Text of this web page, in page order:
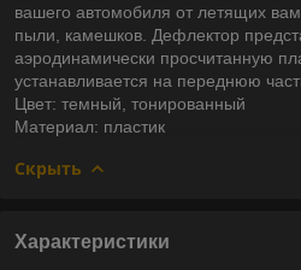
вашего автомобиля от летящих
пыли, камешков. Дефлектор
аэродинамически просчитанную
устанавливается на переднюю
Цвет: темный, тонированный
Материал: пластик
Скрыть
Характеристики